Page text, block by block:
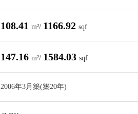
108.41 m²/ 1166.92 sqf
147.16 m²/ 1584.03 sqf
2006年3月築(築20年)